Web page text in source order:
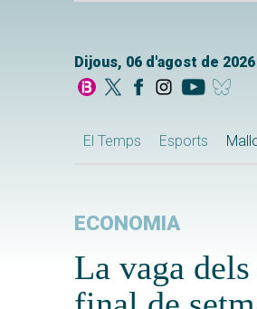
Dijous, 06 d'agost de 2026
El Temps Esports
ECONOMIA
La vaga